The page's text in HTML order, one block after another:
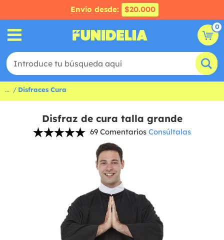
Envío desde: $20.000
0
... Disfraces Cura
Disfraz de cura talla grande
69 Comentarios Consúltalas